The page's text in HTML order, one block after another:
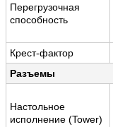
Перегрузочная
способность
Крест-фактор
Разъемы
Настольное
исполнение (Tower)